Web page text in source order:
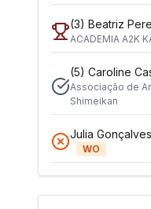
(3) Beatriz
ACADEMIA A2K
(5) Caroline
Associação de
Shimeikan
Julia
WO